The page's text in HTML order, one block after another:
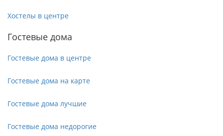
Хостелы в центре
Гостевые дома
Гостевые дома в центре
Гостевые дома на карте
Гостевые дома лучшие
Гостевые дома недорогие